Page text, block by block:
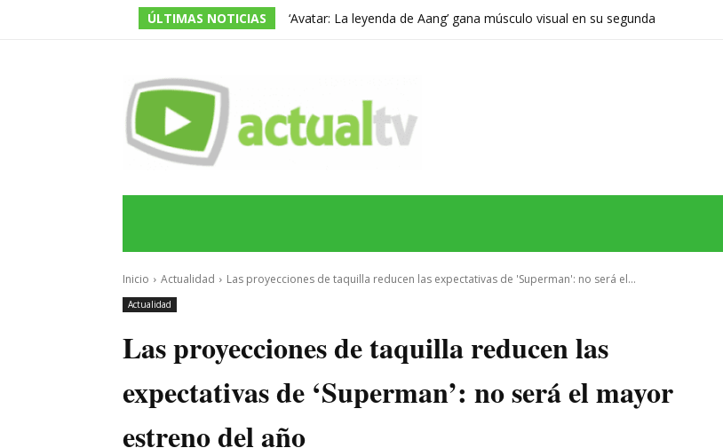
ÚLTIMAS NOTICIAS
‘Avatar: La leyenda de Aang’ gana músculo visual en su segunda
Inicio Actualidad Las proyecciones de taquilla reducen las expectativas de 'Superman': no será el...
Actualidad
Las proyecciones de taquilla reducen las
expectativas de ‘Superman’: no será el mayor
estreno del año